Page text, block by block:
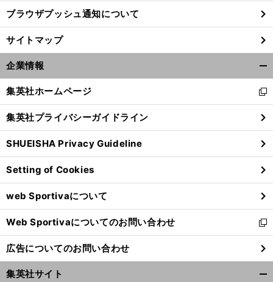
ブラウザプッシュ通知について
サイトマップ
企業情報
閉
る
集英社ホームページ
新
し
い
ウ
ィ
ン
ド
ウ
で
開
く
集英社プライバシーガイドライン
SHUEISHA Privacy Guideline
Setting of Cookies
web Sportivaについて
Web Sportivaについてのお問い合わせ
新
し
い
ウ
ィ
広告についてのお問い合わせ
集英社サイト